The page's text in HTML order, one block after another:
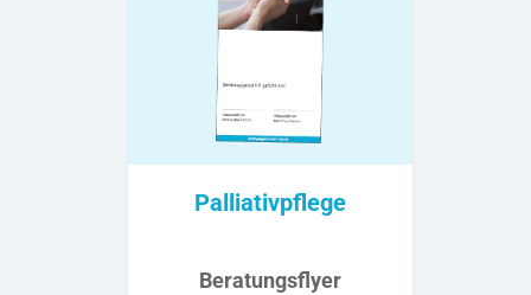
Palliativpflege
Beratungsflyer